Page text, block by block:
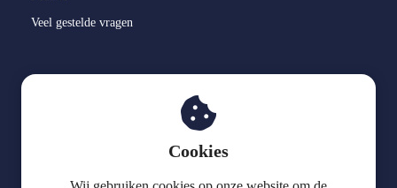
Veel gestelde vragen
Cookies